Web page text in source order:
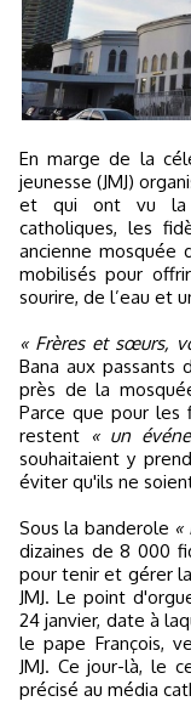
En marge de la célébration des Journées mondiales de la
jeunesse (JMJ)
et qui ont vu la
catholiques, les
ancienne mosquée
mobilisés pour
sourire, de l’eau et
« Frères et sœurs,
Bana aux passants
près de la
Parce que pour les
restent « un
souhaitaient y
éviter qu'ils ne
Sous la banderole «
dizaines de 8 000
pour tenir et gérer
JMJ. Le point
24 janvier, date à
le pape François,
JMJ. Ce jour-là, le
précisé au média